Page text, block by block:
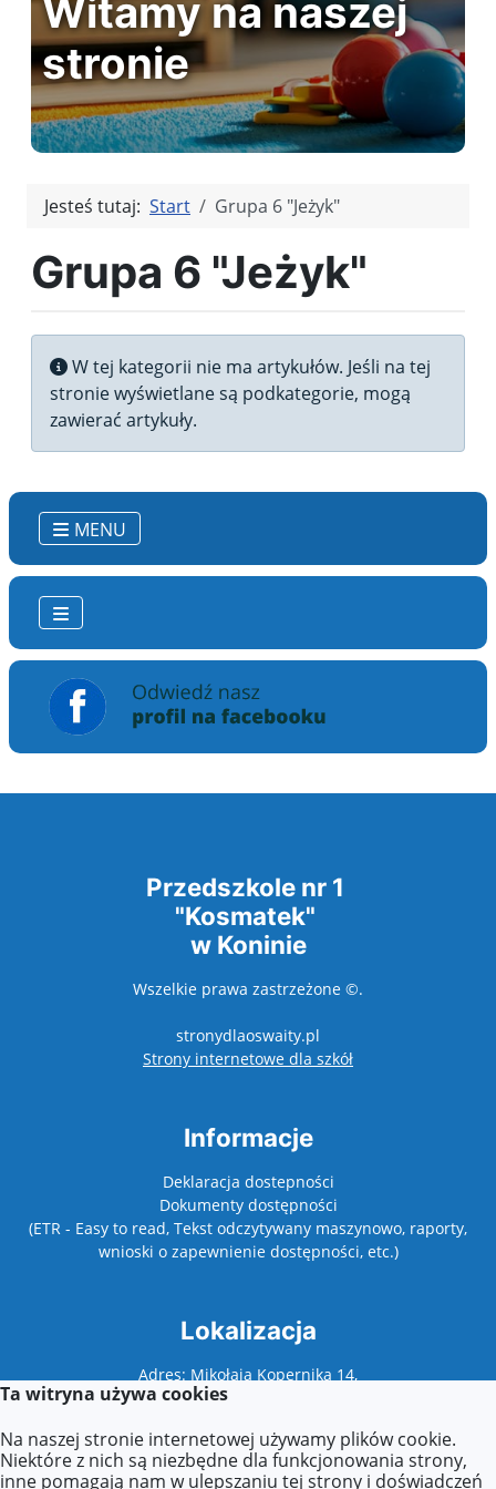
MENU
Witamy na naszej
stronie
Jesteś tutaj: Start Grupa 6 "Jeżyk"
Grupa 6 "Jeżyk"
Informacja
W tej kategorii nie ma artykułów. Jeśli na tej
stronie wyświetlane są podkategorie, mogą
zawierać artykuły.
Przedszkole nr 1
"Kosmatek"
w Koninie
Wszelkie prawa zastrzeżone ©.
stronydlaoswaity.pl
Strony internetowe dla szkółotwiera się w
Informacje
Deklaracja dostepności
Dokumenty dostępności
(ETR - Easy to read, Tekst odczytywany maszynowo, raporty,
wnioski o zapewnienie dostępności, etc.)
Lokalizacja
Adres: Mikołaja Kopernika 14,
Ta witryna używa cookies
Na naszej stronie internetowej używamy plików cookie.
Niektóre z nich są niezbędne dla funkcjonowania strony,
inne pomagają nam w ulepszaniu tej strony i doświadczeń